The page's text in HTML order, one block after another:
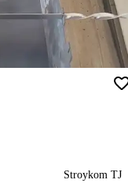
Stroykom TJ